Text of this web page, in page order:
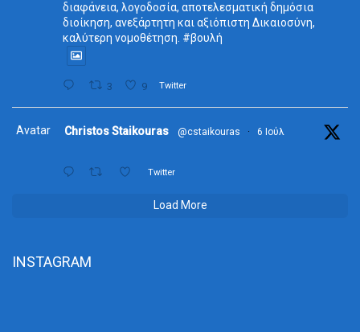
διαφάνεια, λογοδοσία, αποτελεσματική δημόσια
διοίκηση, ανεξάρτητη και αξιόπιστη Δικαιοσύνη,
καλύτερη νομοθέτηση. #βουλή
3 9 Twitter
Avatar Christos Staikouras @cstaikouras · 6 Ιούλ
Twitter
Load More
INSTAGRAM